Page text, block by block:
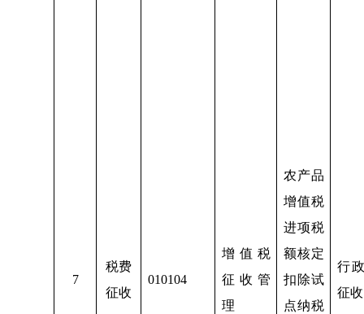
7
税费
征收
010104
增值税
征收管
理
农产品
增值税
进项税
额核定
扣除试
点纳税
行
征收